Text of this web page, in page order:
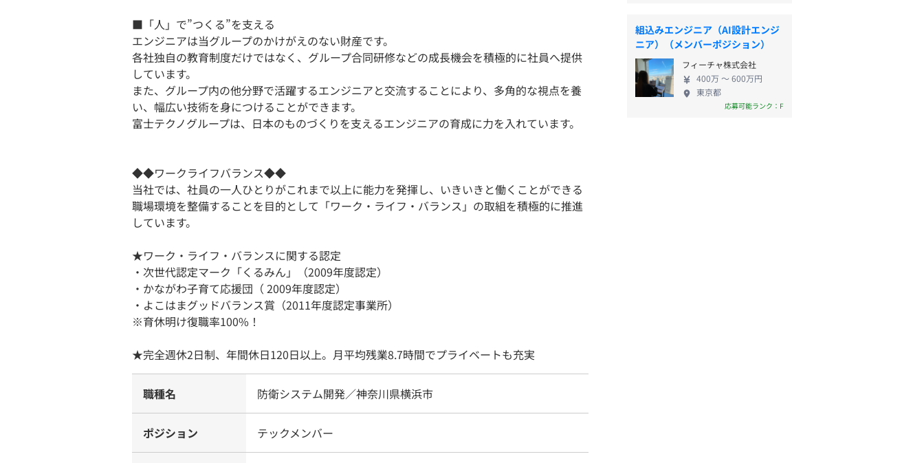
■「人」で”つくる”を支える
エンジニアは当グループのかけがえのない財産です。
各社独自の教育制度だけではなく、グループ合同研修などの成長機会を積極的に社員へ提供
しています。
また、グループ内の他分野で活躍するエンジニアと交流することにより、多角的な視点を養
い、幅広い技術を身につけることができます。
富士テクノグループは、日本のものづくりを支えるエンジニアの育成に力を入れています。
◆◆ワークライフバランス◆◆
当社では、社員の一人ひとりがこれまで以上に能力を発揮し、いきいきと働くことができる
職場環境を整備することを目的として「ワーク・ライフ・バランス」の取組を積極的に推進
しています。
★ワーク・ライフ・バランスに関する認定
・次世代認定マーク「くるみん」（2009年度認定）
・かながわ子育て応援団（ 2009年度認定）
・よこはまグッドバランス賞（2011年度認定事業所）
※育休明け復職率100%！
★完全週休2日制、年間休日120日以上。月平均残業8.7時間でプライベートも充実
職種名 防衛システム開発／神奈川県横浜市
ポジション テックメンバー
組込みエンジニア（AI設計エンジ
ニア）（メンバーポジション）
フィーチャ株式会社
400万 〜 600万円
東京都
応募可能ランク：F